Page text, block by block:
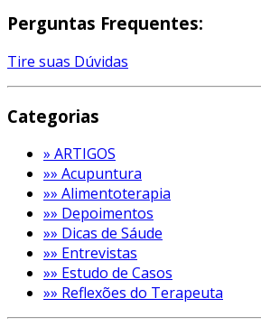
Perguntas Frequentes:
Tire suas Dúvidas
Categorias
» ARTIGOS
»» Acupuntura
»» Alimentoterapia
»» Depoimentos
»» Dicas de Sáude
»» Entrevistas
»» Estudo de Casos
»» Reflexões do Terapeuta